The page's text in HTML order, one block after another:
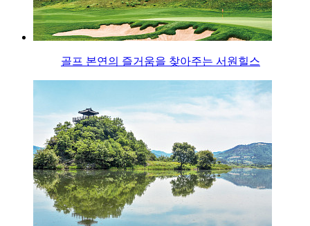
골프 본연의 즐거움을 찾아주는 서원힐스